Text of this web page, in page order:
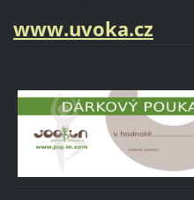
www.uvoka.cz